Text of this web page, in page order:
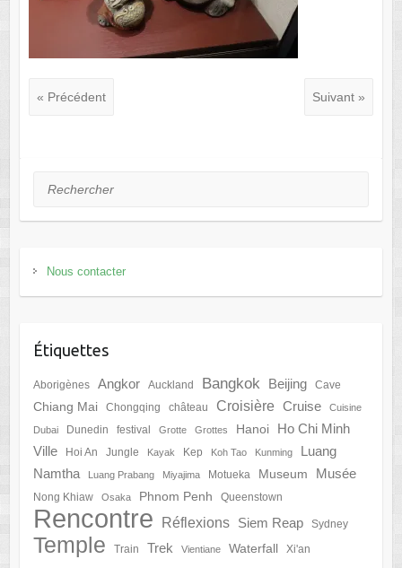
« Précédent Suivant »
Rechercher
Nous contacter
Étiquettes
Aborigènes Angkor Auckland Bangkok Beijing Cave
Chiang Mai Chongqing château Croisière Cruise Cuisine
Dubai Dunedin festival Grotte Grottes Hanoi
Ho Chi Minh
Ville
Hoi An Jungle Kayak Kep Koh Tao Kunming
Luang
Namtha
Luang Prabang Miyajima Motueka Museum Musée
Nong Khiaw Osaka Phnom Penh Queenstown
Rencontre Réflexions Siem Reap Sydney
Temple Train Trek Vientiane Waterfall Xi'an